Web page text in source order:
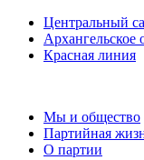
Центральный
Красная линия
Мы и общество
Партийная
О партии